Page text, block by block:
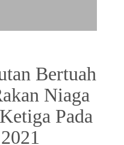
Bertuah
Niaga
Pada